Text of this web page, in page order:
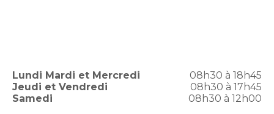
Lundi Mardi et Mercredi
08h30 à 18h45
Jeudi et Vendredi
08h30 à 17h45
Samedi
08h30 à 12h00